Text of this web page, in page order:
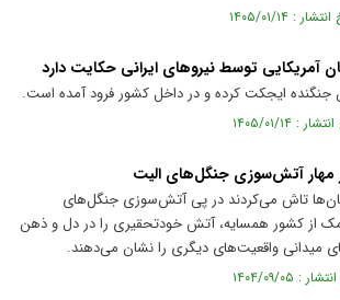
آمریکایی توسط نیرو‌های ایرانی حکایت دارد
جنگنده ایجکت کرده و در داخل کشور فرود آمده است.
مهار آتش‌سوزی جنگل‌های الیت
تاش می‌کردند در پی آتش‌سوزی جنگل‌های
از کشور همسایه، آتش خودتحقیری را در دل و ذهن
میدانی واقعیت‌های دیگری را نشان می‌دهند.